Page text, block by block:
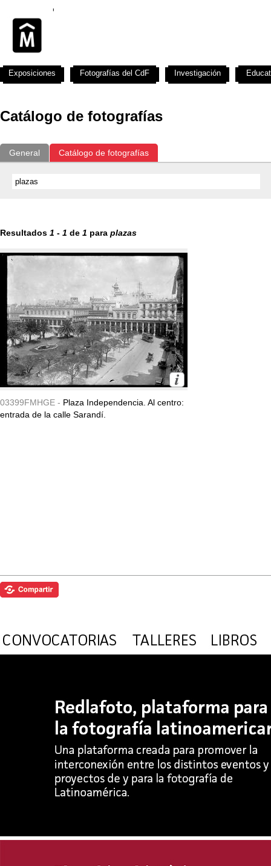
Catálogo de fotografías
General Catálogo de fotografías
Resultados 1 - 1 de 1 para plazas
03399FMHGE - Plaza Independencia. Al centro:
entrada de la calle Sarandí.
Exposiciones Fotografías del CdF Investigación